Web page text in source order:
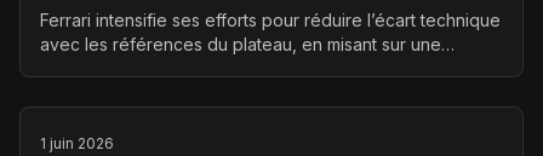
technique en 2026
Ferrari intensifie ses efforts pour réduire l’écart technique
avec les références du plateau, en misant sur une
1 juin 2026